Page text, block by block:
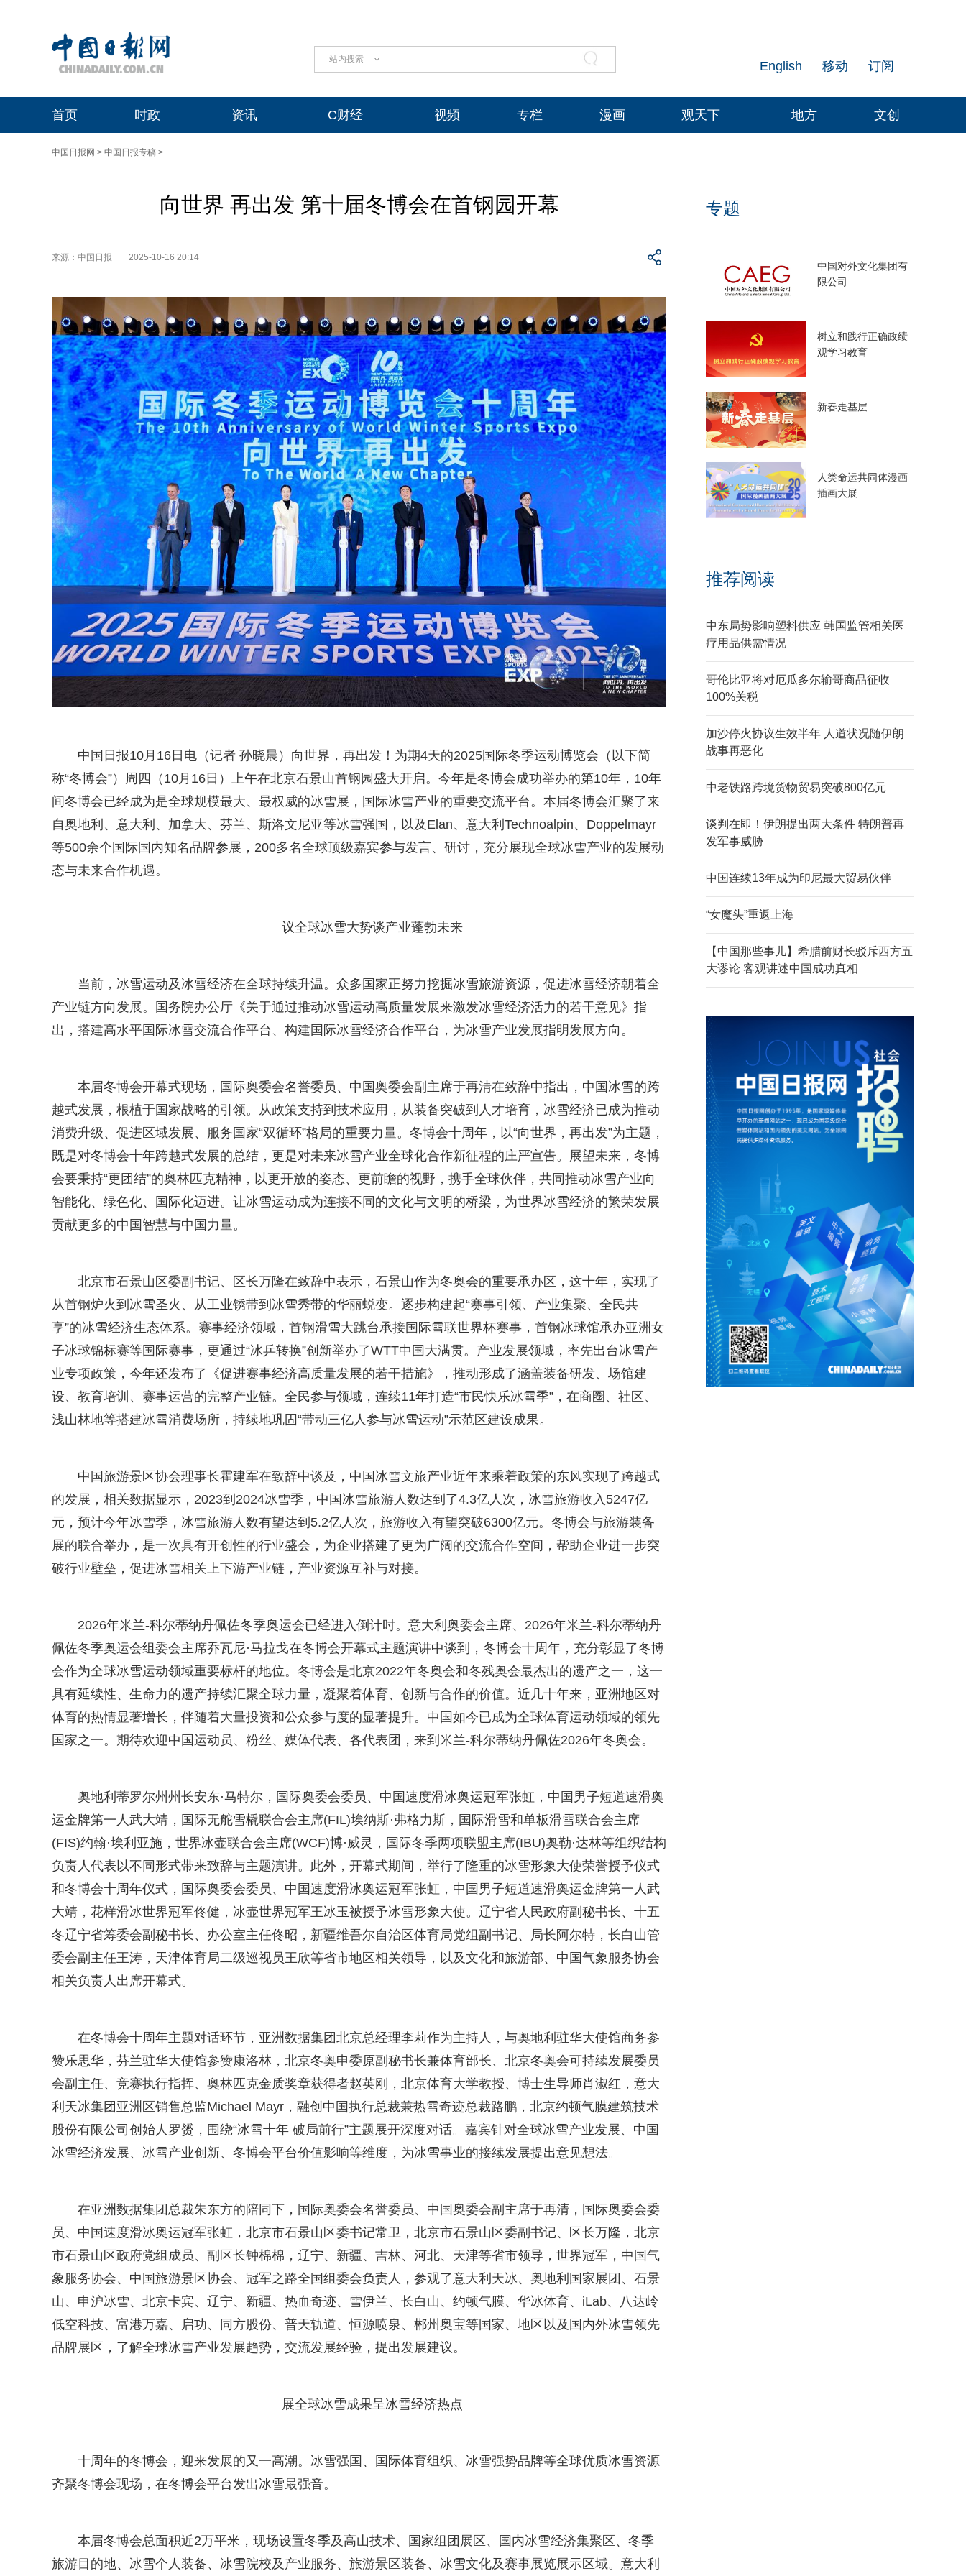
站内搜索 订阅
移动
English
首页 时政 资讯 C财经 视频 专栏 漫画 观天下 地方 文创
中国日报网 > 中国日报专稿 >
向世界 再出发 第十届冬博会在首钢园开幕
来源：中国日报 2025-10-16 20:14
中国日报10月16日电（记者 孙晓晨）向世界，再出发！为期4天的2025国际冬季运动博览会（以下简
称“冬博会”）周四（10月16日）上午在北京石景山首钢园盛大开启。今年是冬博会成功举办的第10年，10年
间冬博会已经成为是全球规模最大、最权威的冰雪展，国际冰雪产业的重要交流平台。本届冬博会汇聚了来
自奥地利、意大利、加拿大、芬兰、斯洛文尼亚等冰雪强国，以及Elan、意大利Technoalpin、Doppelmayr
等500余个国际国内知名品牌参展，200多名全球顶级嘉宾参与发言、研讨，充分展现全球冰雪产业的发展动
态与未来合作机遇。
议全球冰雪大势谈产业蓬勃未来
当前，冰雪运动及冰雪经济在全球持续升温。众多国家正努力挖掘冰雪旅游资源，促进冰雪经济朝着全
产业链方向发展。国务院办公厅《关于通过推动冰雪运动高质量发展来激发冰雪经济活力的若干意见》指
出，搭建高水平国际冰雪交流合作平台、构建国际冰雪经济合作平台，为冰雪产业发展指明发展方向。
本届冬博会开幕式现场，国际奥委会名誉委员、中国奥委会副主席于再清在致辞中指出，中国冰雪的跨
越式发展，根植于国家战略的引领。从政策支持到技术应用，从装备突破到人才培育，冰雪经济已成为推动
消费升级、促进区域发展、服务国家“双循环”格局的重要力量。冬博会十周年，以“向世界，再出发”为主题，
既是对冬博会十年跨越式发展的总结，更是对未来冰雪产业全球化合作新征程的庄严宣告。展望未来，冬博
会要秉持“更团结”的奥林匹克精神，以更开放的姿态、更前瞻的视野，携手全球伙伴，共同推动冰雪产业向
智能化、绿色化、国际化迈进。让冰雪运动成为连接不同的文化与文明的桥梁，为世界冰雪经济的繁荣发展
贡献更多的中国智慧与中国力量。
北京市石景山区委副书记、区长万隆在致辞中表示，石景山作为冬奥会的重要承办区，这十年，实现了
从首钢炉火到冰雪圣火、从工业锈带到冰雪秀带的华丽蜕变。逐步构建起“赛事引领、产业集聚、全民共
享”的冰雪经济生态体系。赛事经济领域，首钢滑雪大跳台承接国际雪联世界杯赛事，首钢冰球馆承办亚洲女
子冰球锦标赛等国际赛事，更通过“冰乒转换”创新举办了WTT中国大满贯。产业发展领域，率先出台冰雪产
业专项政策，今年还发布了《促进赛事经济高质量发展的若干措施》，推动形成了涵盖装备研发、场馆建
设、教育培训、赛事运营的完整产业链。全民参与领域，连续11年打造“市民快乐冰雪季”，在商圈、社区、
浅山林地等搭建冰雪消费场所，持续地巩固“带动三亿人参与冰雪运动”示范区建设成果。
中国旅游景区协会理事长霍建军在致辞中谈及，中国冰雪文旅产业近年来乘着政策的东风实现了跨越式
的发展，相关数据显示，2023到2024冰雪季，中国冰雪旅游人数达到了4.3亿人次，冰雪旅游收入5247亿
元，预计今年冰雪季，冰雪旅游人数有望达到5.2亿人次，旅游收入有望突破6300亿元。冬博会与旅游装备
展的联合举办，是一次具有开创性的行业盛会，为企业搭建了更为广阔的交流合作空间，帮助企业进一步突
破行业壁垒，促进冰雪相关上下游产业链，产业资源互补与对接。
2026年米兰-科尔蒂纳丹佩佐冬季奥运会已经进入倒计时。意大利奥委会主席、2026年米兰-科尔蒂纳丹
佩佐冬季奥运会组委会主席乔瓦尼·马拉戈在冬博会开幕式主题演讲中谈到，冬博会十周年，充分彰显了冬博
会作为全球冰雪运动领域重要标杆的地位。冬博会是北京2022年冬奥会和冬残奥会最杰出的遗产之一，这一
具有延续性、生命力的遗产持续汇聚全球力量，凝聚着体育、创新与合作的价值。近几十年来，亚洲地区对
体育的热情显著增长，伴随着大量投资和公众参与度的显著提升。中国如今已成为全球体育运动领域的领先
国家之一。期待欢迎中国运动员、粉丝、媒体代表、各代表团，来到米兰-科尔蒂纳丹佩佐2026年冬奥会。
奥地利蒂罗尔州州长安东·马特尔，国际奥委会委员、中国速度滑冰奥运冠军张虹，中国男子短道速滑奥
运金牌第一人武大靖，国际无舵雪橇联合会主席(FIL)埃纳斯·弗格力斯，国际滑雪和单板滑雪联合会主席
(FIS)约翰·埃利亚施，世界冰壶联合会主席(WCF)博·威灵，国际冬季两项联盟主席(IBU)奥勒·达林等组织结构
负责人代表以不同形式带来致辞与主题演讲。此外，开幕式期间，举行了隆重的冰雪形象大使荣誉授予仪式
和冬博会十周年仪式，国际奥委会委员、中国速度滑冰奥运冠军张虹，中国男子短道速滑奥运金牌第一人武
大靖，花样滑冰世界冠军佟健，冰壶世界冠军王冰玉被授予冰雪形象大使。辽宁省人民政府副秘书长、十五
冬辽宁省筹委会副秘书长、办公室主任佟昭，新疆维吾尔自治区体育局党组副书记、局长阿尔特，长白山管
委会副主任王涛，天津体育局二级巡视员王欣等省市地区相关领导，以及文化和旅游部、中国气象服务协会
相关负责人出席开幕式。
在冬博会十周年主题对话环节，亚洲数据集团北京总经理李莉作为主持人，与奥地利驻华大使馆商务参
赞乐思华，芬兰驻华大使馆参赞康洛林，北京冬奥申委原副秘书长兼体育部长、北京冬奥会可持续发展委员
会副主任、竞赛执行指挥、奥林匹克金质奖章获得者赵英刚，北京体育大学教授、博士生导师肖淑红，意大
利天冰集团亚洲区销售总监Michael Mayr，融创中国执行总裁兼热雪奇迹总裁路鹏，北京约顿气膜建筑技术
股份有限公司创始人罗赟，围绕“冰雪十年 破局前行”主题展开深度对话。嘉宾针对全球冰雪产业发展、中国
冰雪经济发展、冰雪产业创新、冬博会平台价值影响等维度，为冰雪事业的接续发展提出意见想法。
在亚洲数据集团总裁朱东方的陪同下，国际奥委会名誉委员、中国奥委会副主席于再清，国际奥委会委
员、中国速度滑冰奥运冠军张虹，北京市石景山区委书记常卫，北京市石景山区委副书记、区长万隆，北京
市石景山区政府党组成员、副区长钟棉棉，辽宁、新疆、吉林、河北、天津等省市领导，世界冠军，中国气
象服务协会、中国旅游景区协会、冠军之路全国组委会负责人，参观了意大利天冰、奥地利国家展团、石景
山、申沪冰雪、北京卡宾、辽宁、新疆、热血奇迹、雪伊兰、长白山、约顿气膜、华冰体育、iLab、八达岭
低空科技、富港万嘉、启功、同方股份、普天轨道、恒源喷泉、郴州奥宝等国家、地区以及国内外冰雪领先
品牌展区，了解全球冰雪产业发展趋势，交流发展经验，提出发展建议。
展全球冰雪成果呈冰雪经济热点
十周年的冬博会，迎来发展的又一高潮。冰雪强国、国际体育组织、冰雪强势品牌等全球优质冰雪资源
齐聚冬博会现场，在冬博会平台发出冰雪最强音。
本届冬博会总面积近2万平米，现场设置冬季及高山技术、国家组团展区、国内冰雪经济集聚区、冬季
旅游目的地、冰雪个人装备、冰雪院校及产业服务、旅游景区装备、冰雪文化及赛事展览展示区域。意大利
专题
中国对外文化集团有
限公司
树立和践行正确政绩
观学习教育
新春走基层
人类命运共同体漫画
插画大展
推荐阅读
中东局势影响塑料供应 韩国监管相关医
疗用品供需情况
哥伦比亚将对厄瓜多尔输哥商品征收
100%关税
加沙停火协议生效半年 人道状况随伊朗
战事再恶化
中老铁路跨境货物贸易突破800亿元
谈判在即！伊朗提出两大条件 特朗普再
发军事威胁
中国连续13年成为印尼最大贸易伙伴
“女魔头”重返上海
【中国那些事儿】希腊前财长驳斥西方五
大谬论 客观讲述中国成功真相